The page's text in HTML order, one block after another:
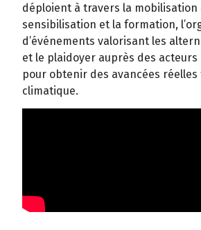
déploient à travers la mobilisation
sensibilisation et la formation,
d’événements valorisant les
et le plaidoyer auprès des
pour obtenir des avancées réelles
climatique.